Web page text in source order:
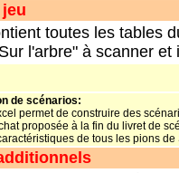
toutes les tables
l'arbre" à scanner et
de scénarios:
permet de construire des
proposée à la fin du livret de
de tous les pions de